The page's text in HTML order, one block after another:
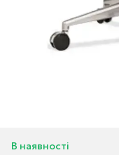
В наявності